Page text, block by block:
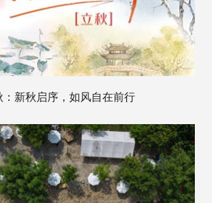
：新秋启序，如风自在前行